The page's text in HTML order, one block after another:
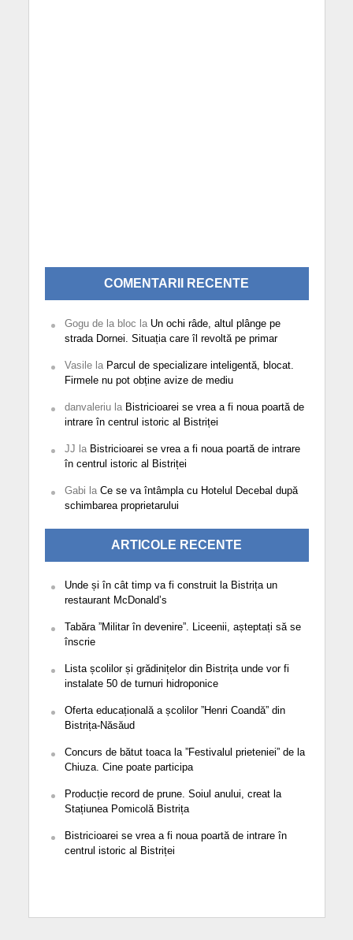
COMENTARII RECENTE
Gogu de la bloc la Un ochi râde, altul plânge pe
strada Dornei. Situația care îl revoltă pe primar
Vasilela Parcul de specializare inteligentă, blocat.
Firmele nu pot obține avize de mediu
danvaleriula Bistricioarei se vrea a fi noua poartă de
intrare în centrul istoric al Bistriței
JJ la Bistricioarei se vrea a fi noua poartă de intrare
în centrul istoric al Bistriței
Gabi la Ce se va întâmpla cu Hotelul Decebal după
schimbarea proprietarului
ARTICOLE RECENTE
Unde și în cât timp va fi construit la Bistrița un
restaurant McDonald’s
Tabăra ”Militar în devenire”. Liceenii, așteptați să se
înscrie
Lista școlilor și grădinițelor din Bistrița unde vor fi
instalate 50 de turnuri hidroponice
Oferta educațională a școlilor ”Henri Coandă” din
Bistrița-Năsăud
Concurs de bătut toaca la ”Festivalul prieteniei” de la
Chiuza. Cine poate participa
Producție record de prune. Soiul anului, creat la
Stațiunea Pomicolă Bistrița
Bistricioarei se vrea a fi noua poartă de intrare în
centrul istoric al Bistriței